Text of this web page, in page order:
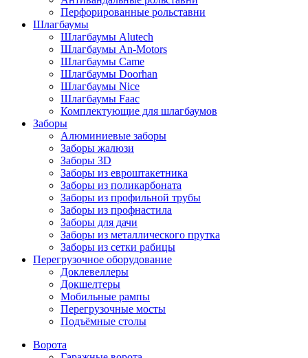
Перфорированные рольставни
Шлагбаумы
Шлагбаумы Alutech
Шлагбаумы An-Motors
Шлагбаумы Came
Шлагбаумы Doorhan
Шлагбаумы Nice
Шлагбаумы Faac
Комплектующие для шлагбаумов
Заборы
Алюминиевые заборы
Заборы жалюзи
Заборы 3D
Заборы из евроштакетника
Заборы из поликарбоната
Заборы из профильной трубы
Заборы из профнастила
Заборы для дачи
Заборы из металлического прутка
Заборы из сетки рабицы
Перегрузочное оборудование
Доклевеллеры
Докшелтеры
Мобильные рампы
Перегрузочные мосты
Подъёмные столы
Ворота